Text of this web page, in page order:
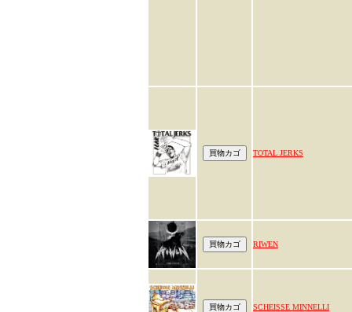
TOTAL JERKS
RIWEN
SCHEISSE MINNELLI